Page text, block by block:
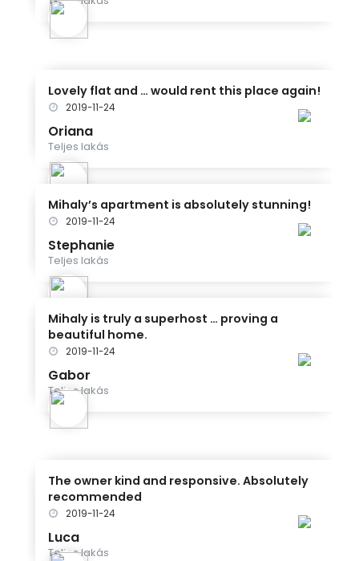
Lovely flat and … would rent this place again!
2019-11-24
Oriana
Teljes lakás
Mihaly’s apartment is absolutely stunning!
2019-11-24
Stephanie
Teljes lakás
Mihaly is truly a superhost … proving a
beautiful home.
2019-11-24
Gabor
Teljes lakás
The owner kind and responsive. Absolutely
recommended
2019-11-24
Luca
Teljes lakás